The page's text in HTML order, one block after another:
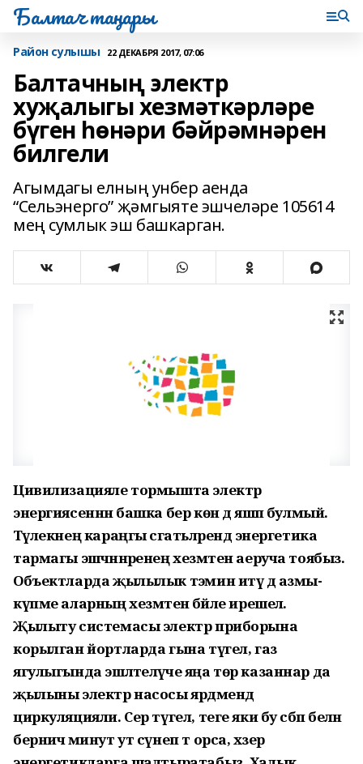
Балтач таңнары
Район сулышы 22 ДЕКАБРЯ 2017, 07:06
Балтачның электр
хуҗалыгы хезмәткәрләре
бүген һөнәри бәйрәмнәрен
билгели
Агымдагы елның унбер аенда
“Сельэнерго” җәмгыяте эшчеләре 105614
мең сумлык эш башкарган.
Цивилизацияле тормышта электр
энергиясеннән башка бер көн дә яшәп булмый.
Тәүлекнең караңгы сәгатьләрендә энергетика
тармагы эшчәннәренең хезмәтен аеруча тоябыз.
Объектларда җылылык тәэмин итү дә азмы-
күпме аларның хезмәтенә бәйле ирешелә.
Җылыту системасы электр приборына
корылган йортларда гына түгел, газ
ягулыгында эшләтелүче яңа төр казаннар да
җылыны электр насосы ярдәмендә
циркуляцияли. Сер түгел, теге яки бу сәбәп белән
берничә минут ут сүнеп т орса, хәзер